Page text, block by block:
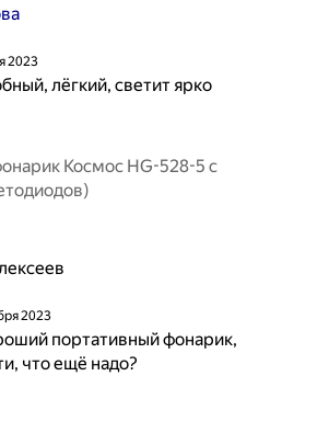
2023
лёгкий, светит ярко
Космос HG-528-5 с
2023
портативный фонарик,
что ещё надо?